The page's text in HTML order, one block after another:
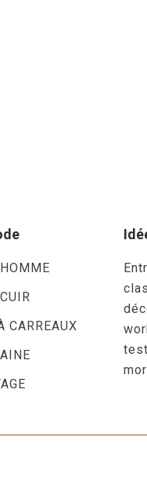
CARREAUX